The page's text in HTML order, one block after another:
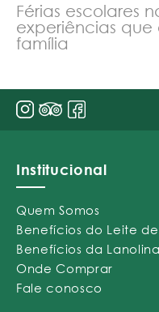
Férias escolares
experiências
família
Institucional
Quem Somos
Benefícios do Leite
Benefícios da Lanolina
Onde Comprar
Fale conosco